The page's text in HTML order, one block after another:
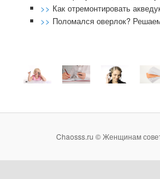
>> Как отремонтировать
>> Поломался оверлок?
Chaosss.ru © Женщинам